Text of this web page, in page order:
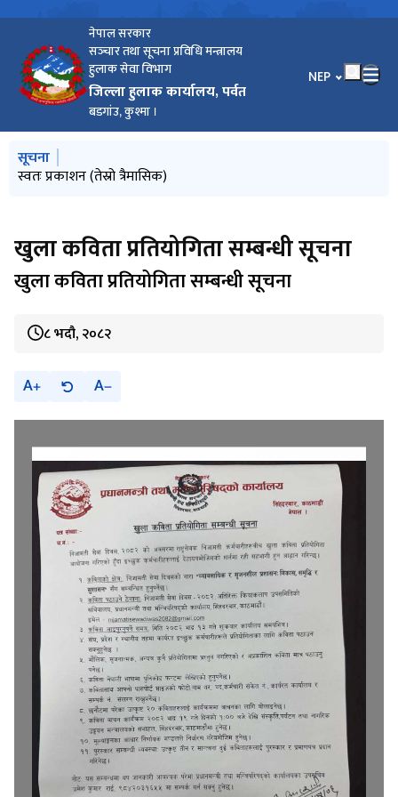
नेपाल सरकार
सञ्‍चार तथा सूचना प्रविधि मन्त्रालय
हुलाक सेवा विभाग
जिल्ला हुलाक कार्यालय, पर्वत
बडगांउ, कुश्मा ।
भाषा चयन गर्नुहोस्
NEP
मुख्य नेभिगेसनमा जानुहोस्
सूचना
स्वतः प्रकाशन (तेस्रो त्रैमासिक)
खुला कविता प्रतियोगिता सम्बन्धी सूचना
खुला कविता प्रतियोगिता सम्बन्धी सूचना
८ भदौ, २०८२
A A